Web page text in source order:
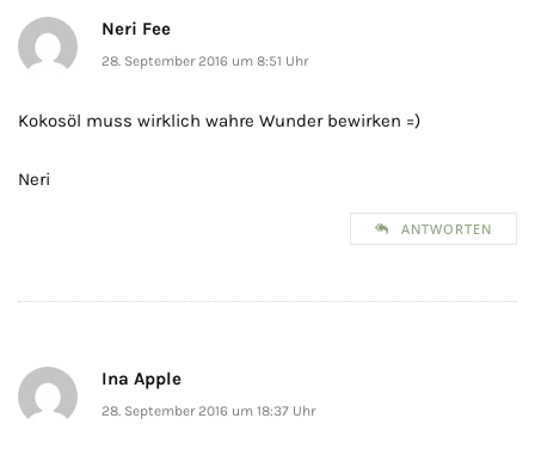
Neri Fee
28. September 2016 um 8:51 Uhr
Kokosöl muss wirklich wahre Wunder bewirken =)
Neri
ANTWORTEN
Ina Apple
28. September 2016 um 18:37 Uhr